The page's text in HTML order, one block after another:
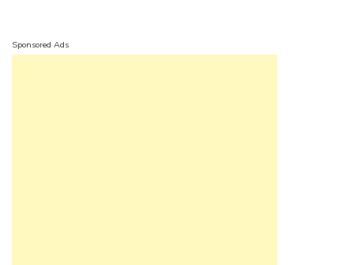
Sponsored Ads